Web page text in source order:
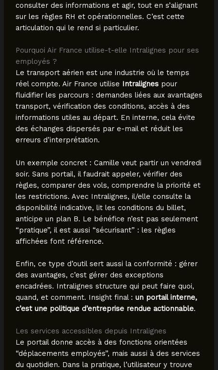
consulter des informations et agir, tout en s’alignant
sur les règles RH et opérationnelles. C’est cette
articulation qui le rend si particulier.
Pourquoi Air France utilise-t-elle Intralignes pour ses
employés ?
Le transport aérien est une industrie où le temps
réel compte. Air France utilise Intralignespour
fluidifier les parcours : demandes liées aux avantages
transport, vérification des conditions, accès à des
informations utiles au départ. En interne, cela évite
des échanges dispersés par e-mail et réduit les
erreurs d’interprétation.
Un exemple concret : Camille veut partir un vendredi
soir. Sans portail, il faudrait appeler, vérifier des
règles, comparer des vols, comprendre la priorité et
les restrictions. Avec Intralignes, il/elle consulte la
disponibilité indicative, lit les conditions du billet,
anticipe un plan B. Le bénéfice n’est pas seulement
“pratique”, il est aussi “sécurisant” : les règles
affichées font référence.
Enfin, ce type d’outil sert aussi la conformité : gérer
des avantages, c’est gérer des exceptions
encadrées. Intralignes structure qui peut faire quoi,
quand, et comment. Insight final : un portail interne,
c’est une politique d’entreprise rendue actionnable.
Les services accessibles depuis Intralignes
Le portail donne accès à des fonctions orientées
“déplacements employés”, mais aussi à des services
du quotidien. Dans la pratique, l’utilisateur y trouve